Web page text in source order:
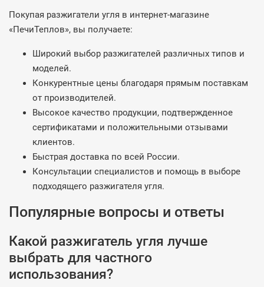
Покупая разжигатели угля в интернет-магазине
«ПечиТеплов», вы получаете:
Широкий выбор разжигателей различных типов и
моделей.
Конкурентные цены благодаря прямым поставкам
от производителей.
Высокое качество продукции, подтвержденное
сертификатами и положительными отзывами
клиентов.
Быстрая доставка по всей России.
Консультации специалистов и помощь в выборе
подходящего разжигателя угля.
Популярные вопросы и ответы
Какой разжигатель угля лучше
выбрать для частного
использования?